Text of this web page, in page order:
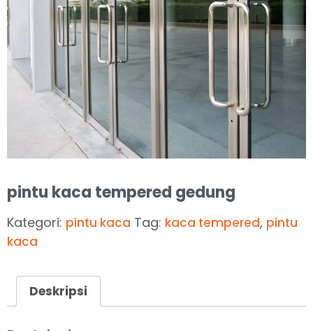
pintu kaca tempered gedung
Kategori: pintu kaca Tag: kaca tempered, pintu
kaca
Deskripsi